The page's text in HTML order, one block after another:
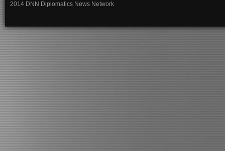
2014 DNN Diplomatics News Network